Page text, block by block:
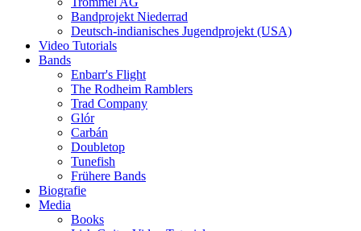
Bandprojekt Niederrad
Deutsch-indianisches Jugendprojekt (USA)
Video Tutorials
Bands
Enbarr's Flight
The Rodheim Ramblers
Trad Company
Glór
Carbán
Doubletop
Tunefish
Frühere Bands
Biografie
Media
Books